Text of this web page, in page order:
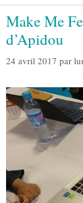
Make Me
d’Apidou
24 avril 2017 par